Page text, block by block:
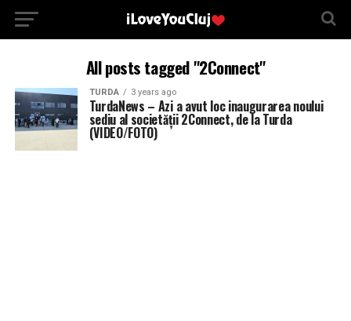
All posts tagged "2Connect"
TURDA 3 years ago
TurdaNews – Azi a avut loc inaugurarea noului
sediu al societății 2Connect, de la Turda
(VIDEO/FOTO)